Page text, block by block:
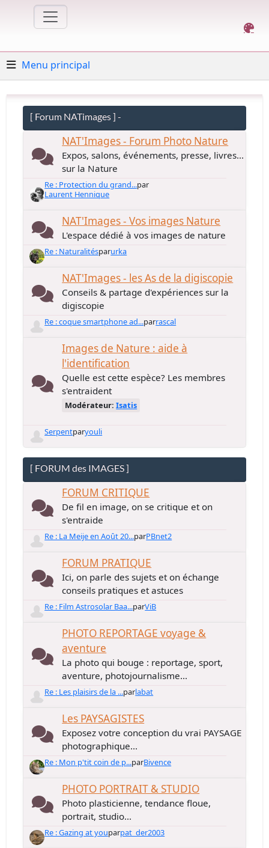
Menu principal
[ Forum NATimages ] -
NAT'Images - Forum Photo Nature
Expos, salons, événements, presse, livres...
sur la Nature
Re : Protection du grand...par
Laurent Hennique
NAT'Images - Vos images Nature
L'espace dédié à vos images de nature
Re : Naturalitésparurka
NAT'Images - les As de la digiscopie
Conseils & partage d'expériences sur la
digiscopie
Re : coque smartphone ad...parrascal
Images de Nature : aide à
l'identification
Quelle est cette espèce? Les membres
s'entraident
Modérateur:Isatis
Serpentparyouli
[ FORUM des IMAGES ]
FORUM CRITIQUE
De fil en image, on se critique et on
s'entraide
Re : La Meije en Août 20...parPBnet2
FORUM PRATIQUE
Ici, on parle des sujets et on échange
conseils pratiques et astuces
Re : Film Astrosolar Baa...parViB
PHOTO REPORTAGE voyage &
aventure
La photo qui bouge : reportage, sport,
aventure, photojournalisme...
Re : Les plaisirs de la ...parlabat
Les PAYSAGISTES
Exposez votre conception du vrai PAYSAGE
photographique...
Re : Mon p'tit coin de p...parBivence
PHOTO PORTRAIT & STUDIO
Photo plasticienne, tendance floue,
portrait, studio...
Re : Gazing at youparpat_der2003